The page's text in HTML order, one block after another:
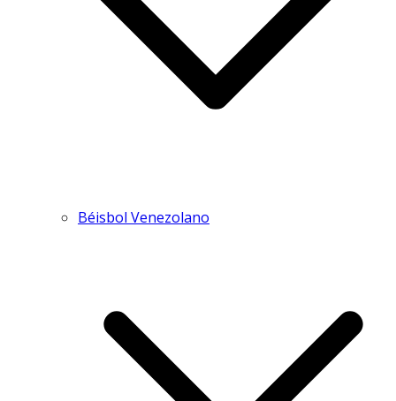
Béisbol Venezolano